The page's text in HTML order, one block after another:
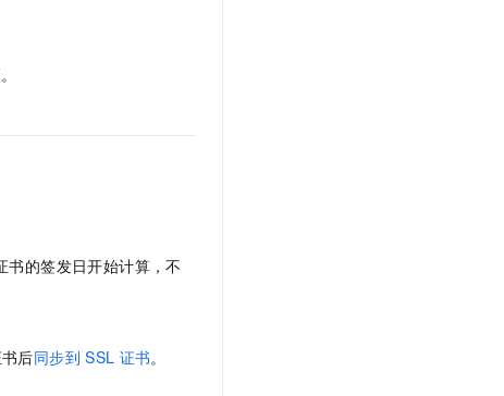
书的签发日开始计算，不
后同步到 SSL 证书。